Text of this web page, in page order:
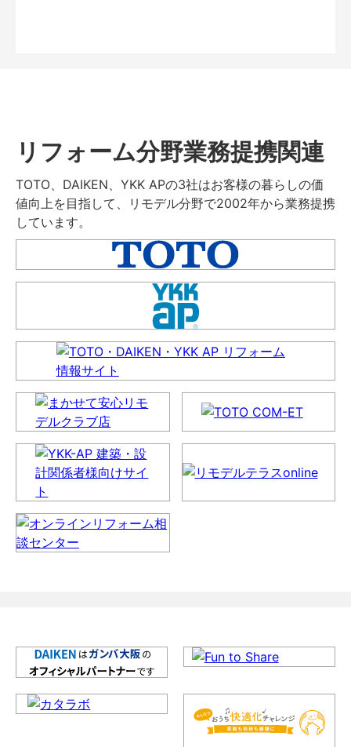
リフォーム分野業務提携関連
TOTO、DAIKEN、YKK APの3社はお客様の暮らしの価
値向上を目指して、リモデル分野で2002年から業務提携
しています。